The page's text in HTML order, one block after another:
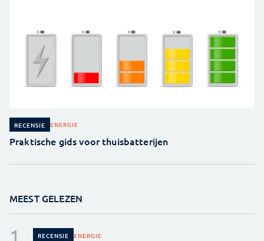
RECENSIE ENERGIE
Praktische gids voor thuisbatterijen
MEEST GELEZEN
RECENSIE ENERGIE